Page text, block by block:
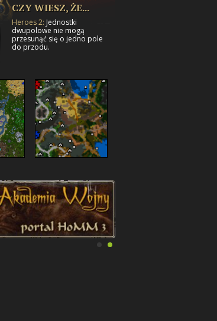
CZY WIESZ, ŻE...
Heroes 2: Jednostki
dwupolowe nie mogą
przesunąć się o jedno pole
do przodu.